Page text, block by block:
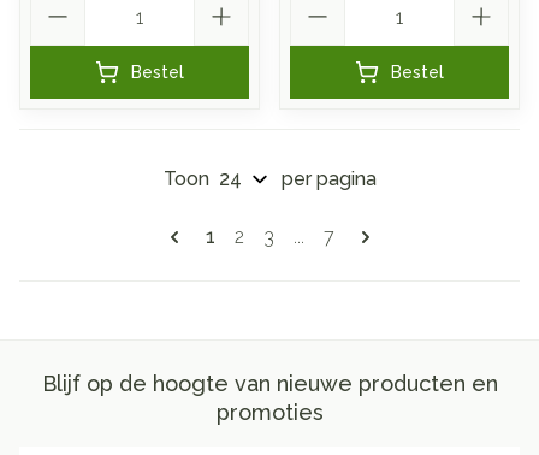
Bestel Bestel
Pagina's
U lees momenteel pagina
1 Pagina
2 Pagina
3 ... Pagina
7
Toon per pagina
Blijf op de hoogte van nieuwe producten en
promoties